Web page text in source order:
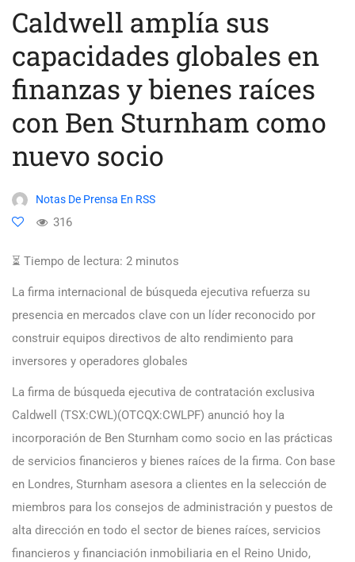
Caldwell amplía sus
capacidades globales en
finanzas y bienes raíces
con Ben Sturnham como
nuevo socio
Notas De Prensa En RSS
316
⏳ Tiempo de lectura: 2 minutos
La firma internacional de búsqueda ejecutiva refuerza su
presencia en mercados clave con un líder reconocido por
construir equipos directivos de alto rendimiento para
inversores y operadores globales
La firma de búsqueda ejecutiva de contratación exclusiva
Caldwell (TSX:CWL)(OTCQX:CWLPF) anunció hoy la
incorporación de Ben Sturnham como socio en las prácticas
de servicios financieros y bienes raíces de la firma. Con base
en Londres, Sturnham asesora a clientes en la selección de
miembros para los consejos de administración y puestos de
alta dirección en todo el sector de bienes raíces, servicios
financieros y financiación inmobiliaria en el Reino Unido,